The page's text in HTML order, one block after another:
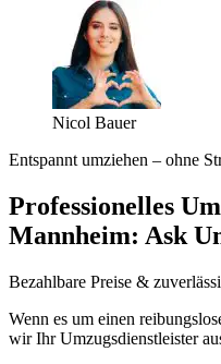
Nicol Bauer
Entspannt umziehen – ohne
Professionelles
Mannheim: Ask
Bezahlbare Preise &
Wenn es um einen
wir Ihr Umzugsdienstleister